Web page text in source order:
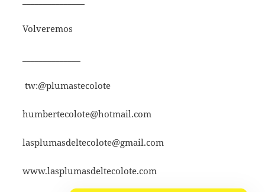
Volveremos
tw:@plumastecolote
​ humbertecolote@hotmail.com
lasplumasdeltecolote@gmail.com
​ www.lasplumasdeltecolote.com